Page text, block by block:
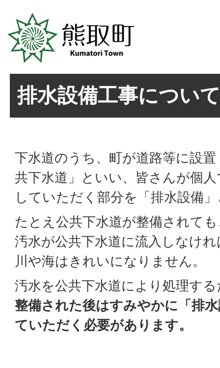
排水設備工事について
下水道のうち、町が道路等に設
共下水道」といい、皆さんが個
していただく部分を「排水設備
たとえ公共下水道が整備されて
汚水が公共下水道に流入しなけ
川や海はきれいになりません。
汚水を公共下水道により処理す
整備された後はすみやかに「排
ていただく必要があります。